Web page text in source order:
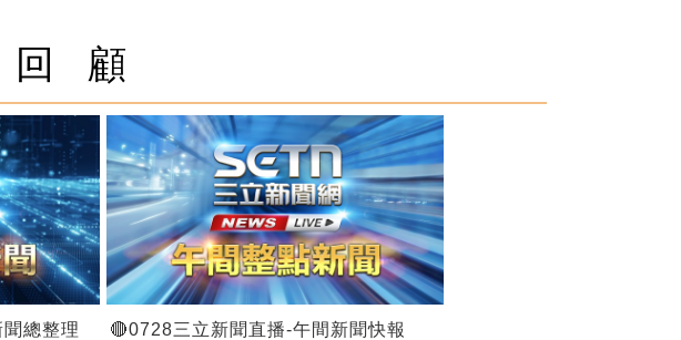
顧
總整理 🔴0728三立新聞直播-午間新聞快報